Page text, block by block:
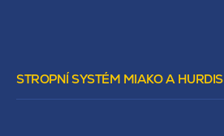
STROPNÍ SYSTÉM MIAKO A HURDIS